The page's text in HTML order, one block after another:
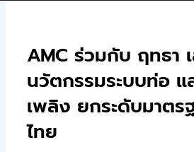
AMC ร่วมกับ ฤทธา
นวัตกรรมระบบท่อ แ
เพลิง ยกระดับมาตร
ไทย